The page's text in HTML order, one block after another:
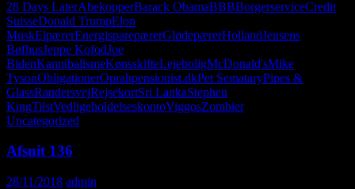
28 Days LaterAbekopperBarack ObamaBBBBorgerserviceCredit
SuisseDonald TrumpElon
MuskElpærerEnergisparepærerGlødepærerHollandJensens
BøfhusJeppe KofodJoe
BidenKannibalismeKønsskifteLejeboligMcDonald'sMike
TysonObligationerOprahpensionist.dkPet SemataryPipes &
GlassRandersvejRejsekortSri LankaStephen
KingTilstVedligeholdelseskontoViggosZombier
Uncategorized
Afsnit 136
28/11/2018 admin